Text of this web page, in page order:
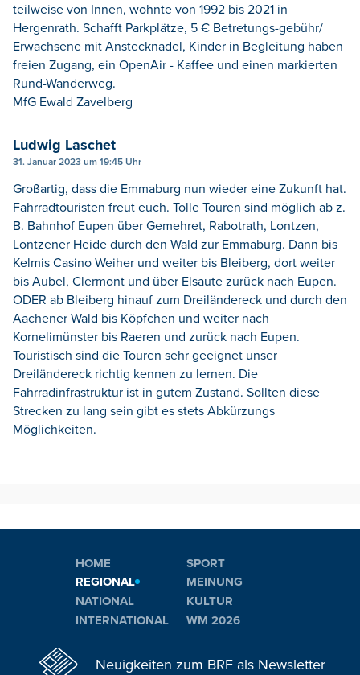
teilweise von Innen, wohnte von 1992 bis 2021 in
Hergenrath. Schafft Parkplätze, 5 € Betretungs-gebühr/
Erwachsene mit Anstecknadel, Kinder in Begleitung haben
freien Zugang, ein OpenAir - Kaffee und einen markierten
Rund-Wanderweg.
MfG Ewald Zavelberg
Ludwig Laschet
31. Januar 2023 um 19:45 Uhr
Großartig, dass die Emmaburg nun wieder eine Zukunft hat.
Fahrradtouristen freut euch. Tolle Touren sind möglich ab z.
B. Bahnhof Eupen über Gemehret, Rabotrath, Lontzen,
Lontzener Heide durch den Wald zur Emmaburg. Dann bis
Kelmis Casino Weiher und weiter bis Bleiberg, dort weiter
bis Aubel, Clermont und über Elsaute zurück nach Eupen.
ODER ab Bleiberg hinauf zum Dreiländereck und durch den
Aachener Wald bis Köpfchen und weiter nach
Kornelimünster bis Raeren und zurück nach Eupen.
Touristisch sind die Touren sehr geeignet unser
Dreiländereck richtig kennen zu lernen. Die
Fahrradinfrastruktur ist in gutem Zustand. Sollten diese
Strecken zu lang sein gibt es stets Abkürzungs
Möglichkeiten.
HOME
REGIONAL
NATIONAL
INTERNATIONAL
SPORT
MEINUNG
KULTUR
WM 2026
Neuigkeiten zum BRF als Newsletter